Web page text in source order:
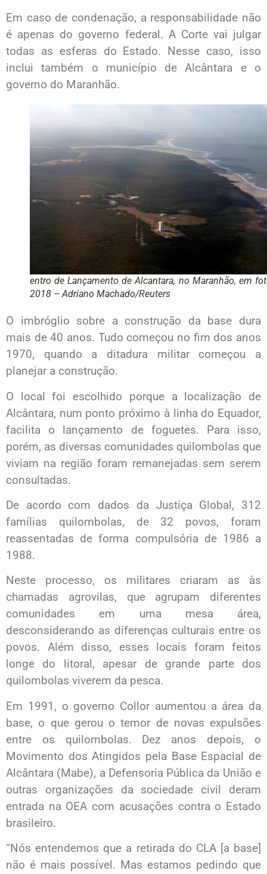
Em caso de condenação, a responsabilidade não
é apenas do governo federal. A Corte vai julgar
todas as esferas do Estado. Nesse caso, isso
inclui também o município de Alcântara e o
governo do Maranhão.
entro de Lançamento de Alcantara, no Maranhão, em
2018 – Adriano Machado/Reuters
O imbróglio sobre a construção da base dura
mais de 40 anos. Tudo começou no fim dos anos
1970, quando a ditadura militar começou a
planejar a construção.
O local foi escolhido porque a localização de
Alcântara, num ponto próximo à linha do Equador,
facilita o lançamento de foguetes. Para isso,
porém, as diversas comunidades quilombolas que
viviam na região foram remanejadas sem serem
consultadas.
De acordo com dados da Justiça Global, 312
famílias quilombolas, de 32 povos, foram
reassentadas de forma compulsória de 1986 a
1988.
Neste processo, os militares criaram as às
chamadas agrovilas, que agrupam diferentes
comunidades em uma mesa área,
desconsiderando as diferenças culturais entre os
povos. Além disso, esses locais foram feitos
longe do litoral, apesar de grande parte dos
quilombolas viverem da pesca.
Em 1991, o governo Collor aumentou a área da
base, o que gerou o temor de novas expulsões
entre os quilombolas. Dez anos depois, o
Movimento dos Atingidos pela Base Espacial de
Alcântara (Mabe), a Defensoria Pública da União e
outras organizações da sociedade civil deram
entrada na OEA com acusações contra o Estado
brasileiro.
“Nós entendemos que a retirada do CLA [a base]
não é mais possível. Mas estamos pedindo que